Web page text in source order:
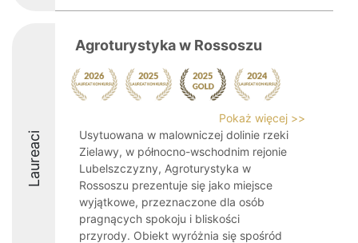
Laureaci
Agroturystyka w Rossoszu
Pokaż więcej >>
Usytuowana w malowniczej dolinie rzeki
Zielawy, w północno-wschodnim rejonie
Lubelszczyzny, Agroturystyka w
Rossoszu prezentuje się jako miejsce
wyjątkowe, przeznaczone dla osób
pragnących spokoju i bliskości
przyrody. Obiekt wyróżnia się spośród